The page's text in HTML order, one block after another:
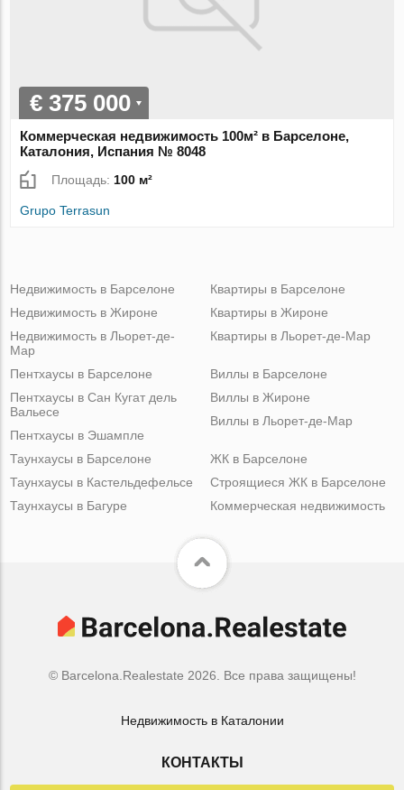
€ 375 000
Коммерческая недвижимость 100м² в Барселоне,
Каталония, Испания № 8048
Площадь: 100 м²
Grupo Terrasun
Недвижимость в Барселоне
Недвижимость в Жироне
Недвижимость в Льорет-де-
Мар
Квартиры в Барселоне
Квартиры в Жироне
Квартиры в Льорет-де-Мар
Пентхаусы в Барселоне
Пентхаусы в Сан Кугат дель
Вальесе
Пентхаусы в Эшампле
Виллы в Барселоне
Виллы в Жироне
Виллы в Льорет-де-Мар
Таунхаусы в Барселоне
Таунхаусы в Кастельдефельсе
Таунхаусы в Багуре
ЖК в Барселоне
Строящиеся ЖК в Барселоне
Коммерческая недвижимость
© Barcelona.Realestate 2026. Все права защищены!
Недвижимость в Каталонии
КОНТАКТЫ